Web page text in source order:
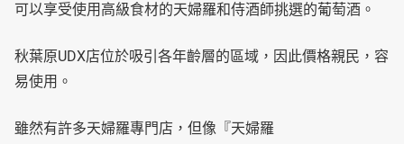
可以享受使用高級食材的天婦羅和侍酒師挑選的葡萄酒。
秋葉原UDX店位於吸引各年齡層的區域，因此價格親民，容
易使用。
雖然有許多天婦羅專門店，但像『天婦羅